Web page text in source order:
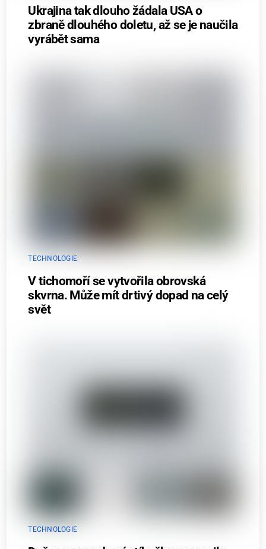
Ukrajina tak dlouho žádala USA o
zbraně dlouhého doletu, až se je naučila
vyrábět sama
TECHNOLOGIE
V tichomoří se vytvořila obrovská
skvrna. Může mít drtivý dopad na celý
svět
TECHNOLOGIE